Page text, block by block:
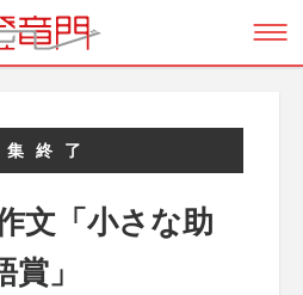
集終了
文「小さな助
」